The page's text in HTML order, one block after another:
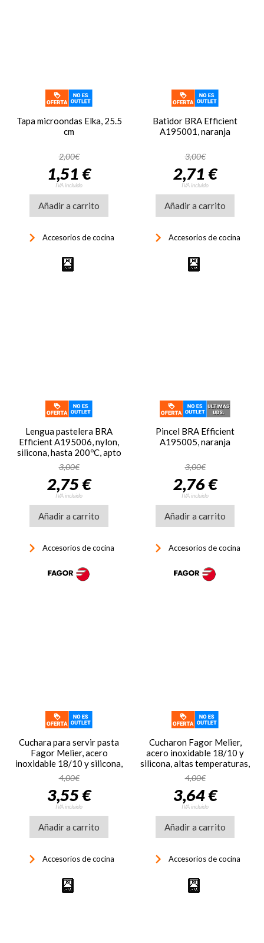
Tapa microondas Elka, 25.5
cm
2,00€
1,51 €
IVA incluido
Añadir a carrito
keyboard_arrow_right Accesorios de cocina
Batidor BRA Efficient
A195001, naranja
3,00€
2,71 €
IVA incluido
Añadir a carrito
keyboard_arrow_right Accesorios de cocina
Lengua pastelera BRA
Efficient A195006, nylon,
silicona, hasta 200ºC, apto
lavavajillas, naranja
3,00€
2,75 €
IVA incluido
Añadir a carrito
keyboard_arrow_right Accesorios de cocina
Pincel BRA Efficient
A195005, naranja
3,00€
2,76 €
IVA incluido
Añadir a carrito
keyboard_arrow_right Accesorios de cocina
Cuchara para servir pasta
Fagor Melier, acero
inoxidable 18/10 y silicona,
altas temperaturas
4,00€
3,55 €
IVA incluido
Añadir a carrito
keyboard_arrow_right Accesorios de cocina
Cucharon Fagor Melier,
acero inoxidable 18/10 y
silicona, altas temperaturas,
multicolor
4,00€
3,64 €
IVA incluido
Añadir a carrito
keyboard_arrow_right Accesorios de cocina